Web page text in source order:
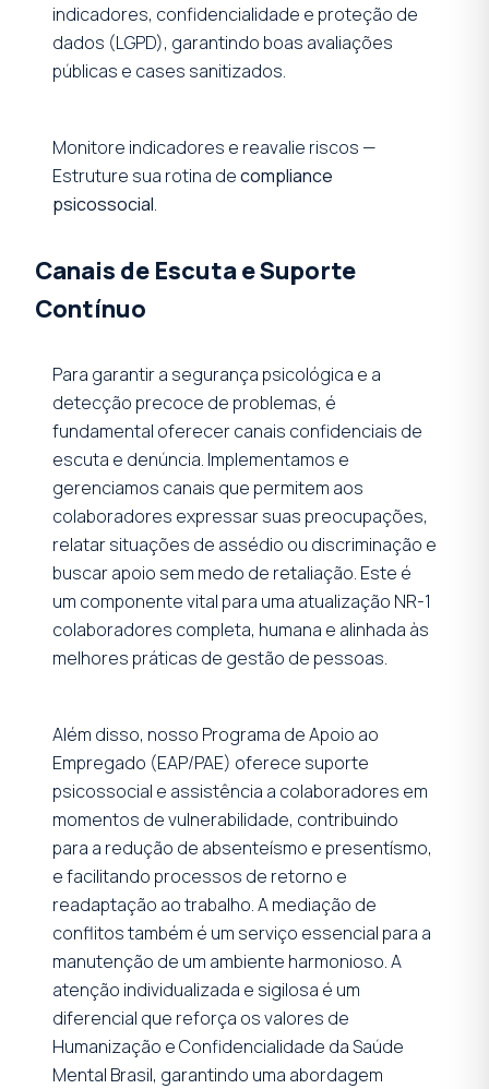
indicadores, confidencialidade e proteção de
dados (LGPD), garantindo boas avaliações
públicas e cases sanitizados.
Monitore indicadores e reavalie riscos —
Estruture sua rotina decompliance
psicossocial.
Canais de Escuta e Suporte
Contínuo
Para garantir a segurança psicológica e a
detecção precoce de problemas, é
fundamental oferecer canais confidenciais de
escuta e denúncia. Implementamos e
gerenciamos canais que permitem aos
colaboradores expressar suas preocupações,
relatar situações de assédio ou discriminação e
buscar apoio sem medo de retaliação. Este é
um componente vital para uma atualização NR-1
colaboradores completa, humana e alinhada às
melhores práticas de gestão de pessoas.
Além disso, nosso Programa de Apoio ao
Empregado (EAP/PAE) oferece suporte
psicossocial e assistência a colaboradores em
momentos de vulnerabilidade, contribuindo
para a redução de absenteísmo e presentísmo,
e facilitando processos de retorno e
readaptação ao trabalho. A mediação de
conflitos também é um serviço essencial para a
manutenção de um ambiente harmonioso. A
atenção individualizada e sigilosa é um
diferencial que reforça os valores de
Humanização e Confidencialidade da Saúde
Mental Brasil, garantindo uma abordagem